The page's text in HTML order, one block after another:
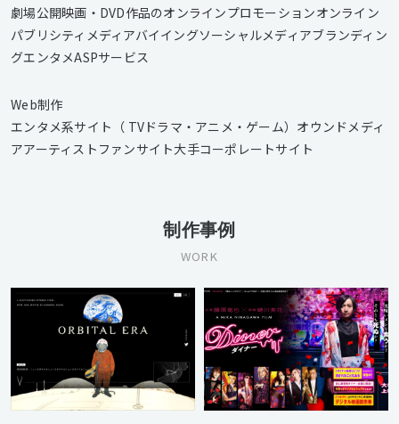
劇場公開映画・DVD作品のオンラインプロモーションオンライン
パブリシティメディアバイイングソーシャルメディアブランディン
グエンタメASPサービス
Web制作
エンタメ系サイト（ TVドラマ・アニメ・ゲーム）オウンドメディ
アアーティストファンサイト大手コーポレートサイト
制作事例
WORK